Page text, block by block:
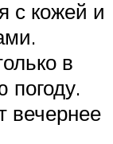
с кожей и
в
погоду.
вечернее